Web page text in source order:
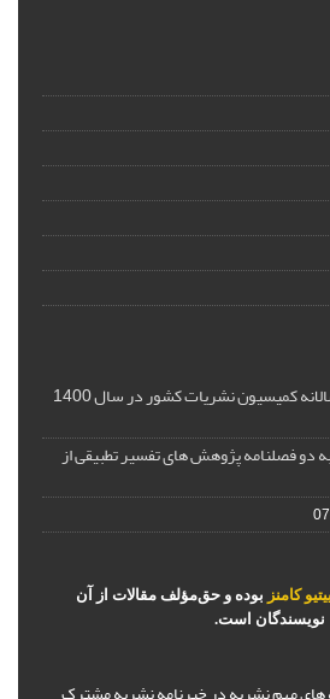
کمیسیون نشریات کشور در سال 1400
دو فصلنامه پژوهش های تفسیر تطبیقی از
کامنز بوده و حق‌مؤلف مقالات از آن
نویسندگان است.